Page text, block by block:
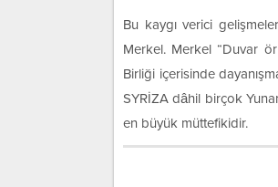
Bu kaygı verici
Merkel. Merkel “Duvar
Birliği içerisinde
SYRİZA dâhil birçok
en büyük müttefikidir.